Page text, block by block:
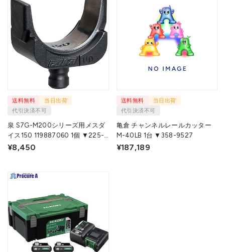
送料無料
当日出荷
代引決済不可
泉 S7G-M200シリーズ用メスダ
イス150 119887060 1個 ▼225-
1571
¥8,450
送料無料
当日出荷
代引決済不可
亀倉 チャンネルレールカッター
M-40LB 1台 ▼358-9527
¥187,189